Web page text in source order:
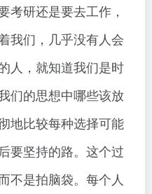
考研还是要去工作，
我们，几乎没有人会
人，就知道我们是时
们的思想中哪些该放
地比较每种选择可能
要坚持的路。这个过
不是拍脑袋。每个人